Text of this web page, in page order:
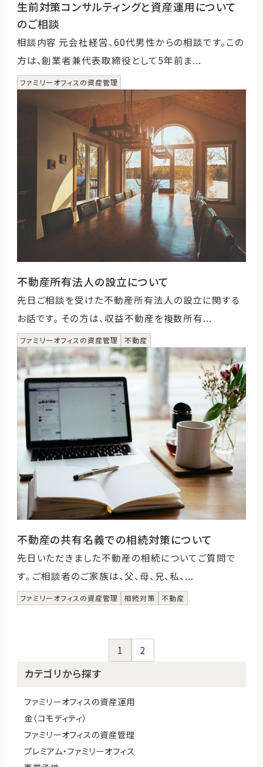
生前対策コンサルティングと資産運用について
のご相談
相談内容 元会社経営、60代男性からの相談です。この
方は、創業者兼代表取締役として5年前ま...
ファミリーオフィスの資産管理
不動産所有法人の設立について
先日ご相談を受けた不動産所有法人の設立に関する
お話です。 その方は、収益不動産を複数所有...
ファミリーオフィスの資産管理 不動産
不動産の共有名義での相続対策について
先日いただきました不動産の相続についてご質問で
す。 ご相談者のご家族は、父、母、兄、私、...
ファミリーオフィスの資産管理 相続対策 不動産
1 2
カテゴリから探す
ファミリーオフィスの資産運用
金（コモディティ）
ファミリーオフィスの資産管理
プレミアム・ファミリーオフィス